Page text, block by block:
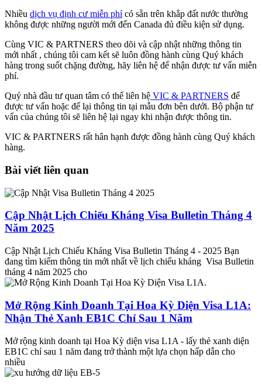
Nhiều dịch vụ định cư miễn phícó sẵn trên khắp đất nước thường
không được những người mới đến Canada đủ điều kiện sử dụng.
Cùng VIC & PARTNERS theo dõi và cập nhật những thông tin
mới nhất , chúng tôi cam kết sẽ luôn đồng hành cùng Quý khách
hàng trong suốt chặng đường, hãy liên hệ để nhận được tư vấn miễn
phí.
Quý nhà đầu tư quan tâm có thể liên hệ VIC & PARTNERS để
được tư vấn hoặc để lại thông tin tại mẫu đơn bên dưới. Bộ phận tư
vấn của chúng tôi sẽ liên hệ lại ngay khi nhận được thông tin.
VIC & PARTNERS rất hân hạnh được đồng hành cùng Quý khách
hàng.
Bài viết liên quan
Cập Nhật Lịch Chiếu Kháng Visa Bulletin Tháng 4
Năm 2025
Cập Nhật Lịch Chiếu Kháng Visa Bulletin Tháng 4 - 2025 Bạn
đang tìm kiếm thông tin mới nhất về lịch chiếu kháng Visa Bulletin
tháng 4 năm 2025 cho
Mở Rộng Kinh Doanh Tại Hoa Kỳ Diện Visa L1A:
Nhận Thẻ Xanh EB1C Chỉ Sau 1 Năm
Mở rộng kinh doanh tại Hoa Kỳ diện visa L1A - lấy thẻ xanh diện
EB1C chỉ sau 1 năm đang trở thành một lựa chọn hấp dẫn cho
nhiều